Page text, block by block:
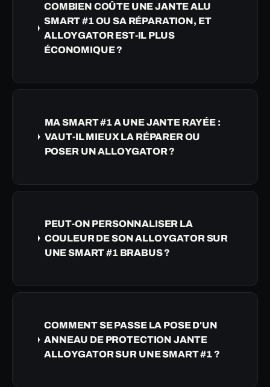
COMBIEN COÛTE UNE JANTE ALU
SMART #1 OU SA RÉPARATION, ET
ALLOYGATOR EST-IL PLUS
ÉCONOMIQUE ?
MA SMART #1 A UNE JANTE RAYÉE :
VAUT-IL MIEUX LA RÉPARER OU
POSER UN ALLOYGATOR ?
PEUT-ON PERSONNALISER LA
COULEUR DE SON ALLOYGATOR SUR
UNE SMART #1 BRABUS ?
COMMENT SE PASSE LA POSE D'UN
ANNEAU DE PROTECTION JANTE
ALLOYGATOR SUR UNE SMART #1 ?